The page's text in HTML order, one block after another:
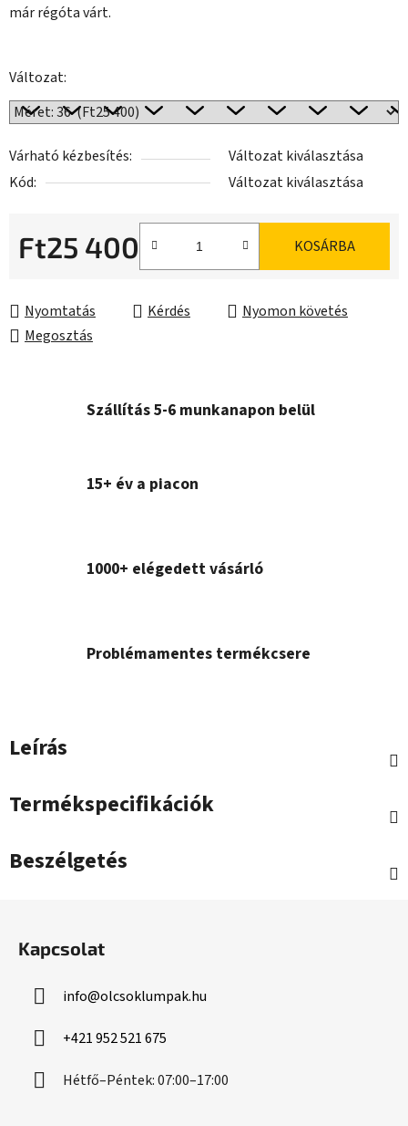
már régóta várt.
Változat:
Várható kézbesítés:
Változat kiválasztása
Kód:
Változat kiválasztása
Ft25 400 KOSÁRBA
Nyomtatás Kérdés
Nyomon követés
Megosztás
Szállítás 5-6 munkanapon belül
15+ év a piacon
1000+ elégedett vásárló
Problémamentes termékcsere
Leírás
Termékspecifikációk
Beszélgetés
Kapcsolat
info@olcsoklumpak.hu
+421 952 521 675
Hétfő–Péntek: 07:00–17:00